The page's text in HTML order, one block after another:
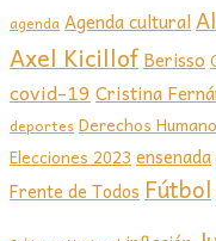
agenda Agenda cultural
Axel Kicillof Berisso
covid-19 Cristina
deportes Derechos
Elecciones 2023 ensenada
Frente de Todos Fútbol